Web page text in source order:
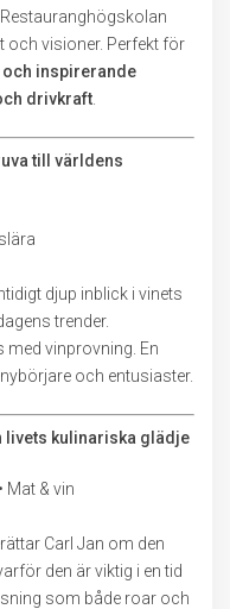
och visioner. Perfekt för
inspirerande
drivkraft
till världens
djup inblick i vinets
trender.
med vinprovning. En
och entusiaster.
livets kulinariska glädje
Mat & vin
Carl Jan om den
den är viktig i en tid
som både roar och